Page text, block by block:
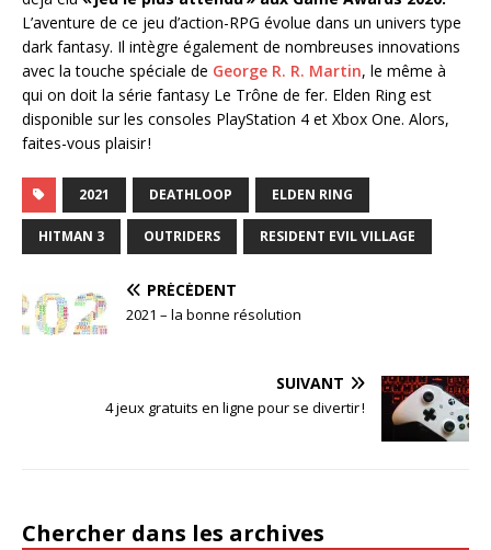
L’aventure de ce jeu d’action-RPG évolue dans un univers type
dark fantasy. Il intègre également de nombreuses innovations
avec la touche spéciale de George R. R. Martin, le même à
qui on doit la série fantasy Le Trône de fer. Elden Ring est
disponible sur les consoles PlayStation 4 et Xbox One. Alors,
faites-vous plaisir !
2021 DEATHLOOP ELDEN RING
HITMAN 3 OUTRIDERS RESIDENT EVIL VILLAGE
PRÉCÉDENT
2021 – la bonne résolution
SUIVANT
4 jeux gratuits en ligne pour se divertir !
Chercher dans les archives